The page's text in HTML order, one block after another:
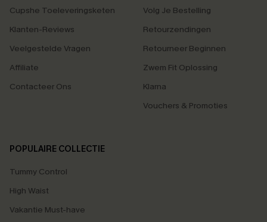
Cupshe Toeleveringsketen
Klanten-Reviews
Veelgestelde Vragen
Affiliate
Contacteer Ons
Volg Je Bestelling
Retourzendingen
Retourneer Beginnen
Zwem Fit Oplossing
Klarna
Vouchers & Promoties
POPULAIRE COLLECTIE
Tummy Control
High Waist
Vakantie Must-have